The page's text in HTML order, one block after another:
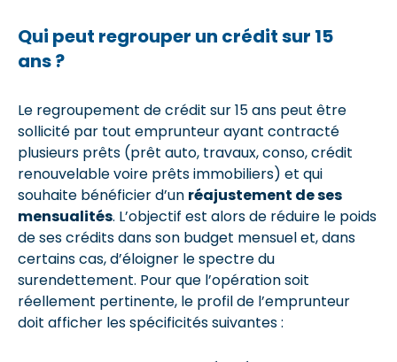
Qui peut regrouper un crédit sur 15
ans ?
Le regroupement de crédit sur 15 ans peut être
sollicité par tout emprunteur ayant contracté
plusieurs prêts (prêt auto, travaux, conso, crédit
renouvelable voire prêts immobiliers) et qui
souhaite bénéficier d’un réajustement de ses
mensualités. L’objectif est alors de réduire le poids
de ses crédits dans son budget mensuel et, dans
certains cas, d’éloigner le spectre du
surendettement. Pour que l’opération soit
réellement pertinente, le profil de l’emprunteur
doit afficher les spécificités suivantes :